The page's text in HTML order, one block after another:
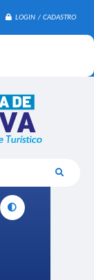
LOGIN / CADASTRO